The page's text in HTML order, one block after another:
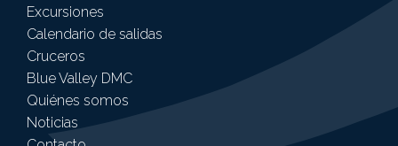
Excursiones
Calendario de salidas
Cruceros
Blue Valley DMC
Quiénes somos
Noticias